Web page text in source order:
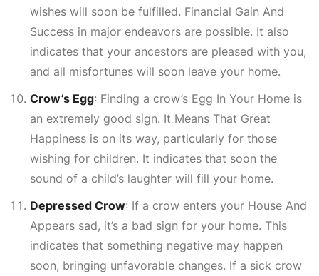
wishes will soon be fulfilled. Financial Gain And
Success in major endeavors are possible. It also
indicates that your ancestors are pleased with you,
and all misfortunes will soon leave your home.
Crow’s Egg: Finding a crow’s Egg In Your Home is
an extremely good sign. It Means That Great
Happiness is on its way, particularly for those
wishing for children. It indicates that soon the
sound of a child’s laughter will fill your home.
Depressed Crow: If a crow enters your House And
Appears sad, it’s a bad sign for your home. This
indicates that something negative may happen
soon, bringing unfavorable changes. If a sick crow